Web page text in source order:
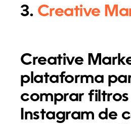
3. Creative
Creative
plataforma
comprar
Instagram de